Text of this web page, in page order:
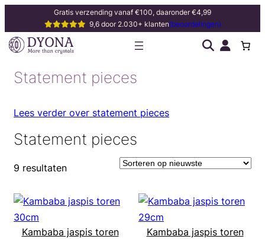
Gratis verzending vanaf €100, daaronder €4,99
9,6 door 2.030+ klanten(beoordelingen)
Statement pieces
Lees verder over statement pieces
Statement pieces
9 resultaten
Kambaba jaspis toren
Kambaba jaspis toren